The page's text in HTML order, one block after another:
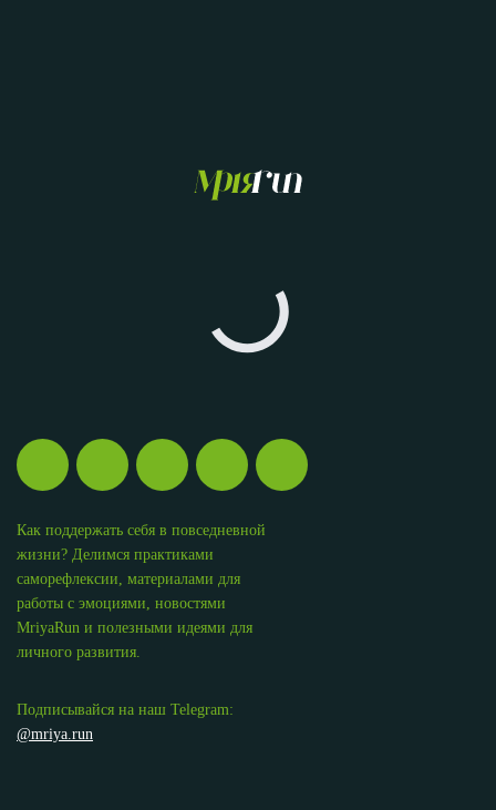
Как поддержать себя в повседневной
жизни? Делимся практиками
саморефлексии, материалами для
работы с эмоциями, новостями
MriyaRun и полезными идеями для
личного развития.
Подписывайся на наш Telegram:
@mriya.run